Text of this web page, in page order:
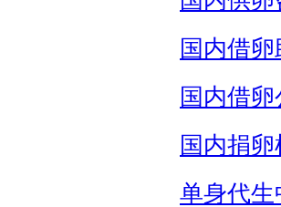
国内借卵
国内借卵
国内捐卵
单身代生